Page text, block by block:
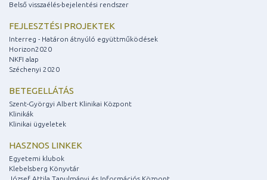
Belső visszaélés-bejelentési rendszer
FEJLESZTÉSI PROJEKTEK
Interreg - Határon átnyúló együttműködések
Horizon2020
NKFI alap
Széchenyi 2020
BETEGELLÁTÁS
Szent-Györgyi Albert Klinikai Központ
Klinikák
Klinikai ügyeletek
HASZNOS LINKEK
Egyetemi klubok
Klebelsberg Könyvtár